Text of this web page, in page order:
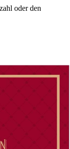
oder den